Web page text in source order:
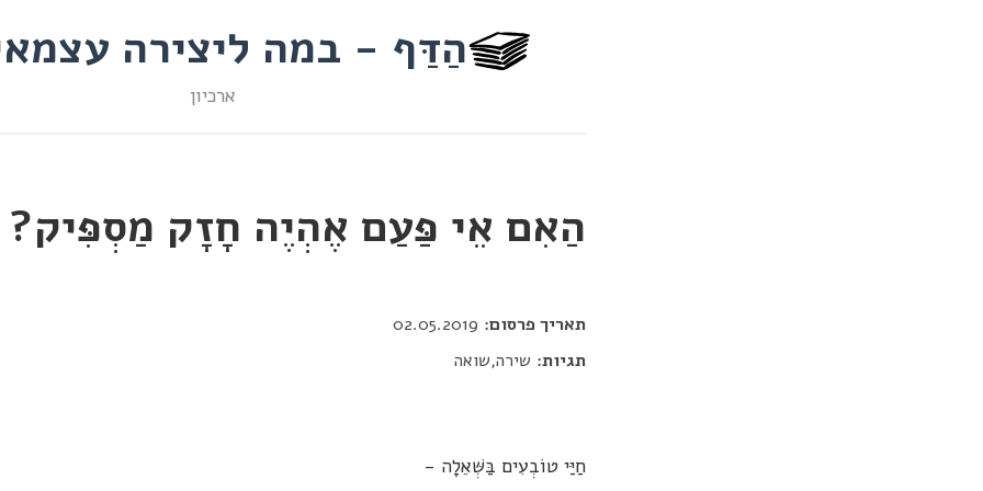
הַדַּף - במה ליצירה
ארכיון
הַאִם אֵי פַּעַם אֶהְיֶה חָזָק מַסְפִּיק?
תאריך פרסום:
תגיות: שירה,שואה
חַיַּי טוֹבְעִים בַּשְּׁאֵלָה -